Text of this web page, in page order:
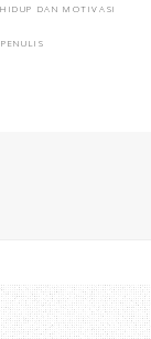
DAN MOTIVASI